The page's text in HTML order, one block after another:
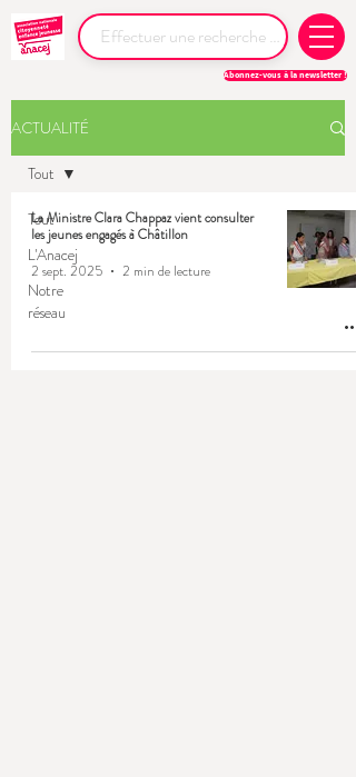
Abonnez-vous à la newsletter !
ACTUALITÉ
Tout
L'Anacej
Notre
réseau
Tout
La Ministre Clara Chappaz vient consulter
les jeunes engagés à Châtillon
2 sept. 2025
2 min de lecture